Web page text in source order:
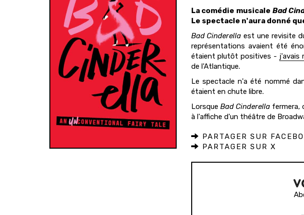
La comédie musicaleBad
Le spectacle n'aura donné
Bad Cinderella est une revisite
représentations avaient été
étaient plutôt positives - j'avais
de l'Atlantique.
Le spectacle n'a été nommé
étaient en chute libre.
Lorsque Bad Cinderellafermera,
à l'affiche d'un théâtre de
PARTAGER SUR
PARTAGER SUR X